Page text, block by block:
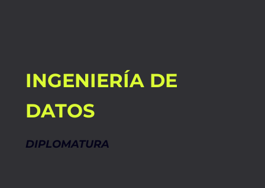
INGENIERÍA DE
DATOS
DIPLOMATURA